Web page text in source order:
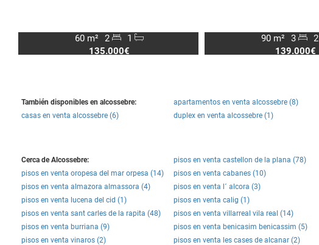
60 m² 2
1
135.000€
90 m² 3
2
139.000€
También disponibles en alcossebre: apartamentos en venta alcossebre (8)
casas en venta alcossebre (6)
duplex en venta alcossebre (1)
Cerca de Alcossebre: pisos en venta castellon de la plana (78)
pisos en venta oropesa del mar orpesa (14)
pisos en venta cabanes (10)
pisos en venta almazora almassora (4)
pisos en venta l´ alcora (3)
pisos en venta lucena del cid (1)
pisos en venta calig (1)
pisos en venta sant carles de la rapita (48)
pisos en venta villarreal vila real (14)
pisos en venta burriana (9)
pisos en venta benicasim benicassim (5)
pisos en venta vinaros (2)
pisos en venta les cases de alcanar (2)